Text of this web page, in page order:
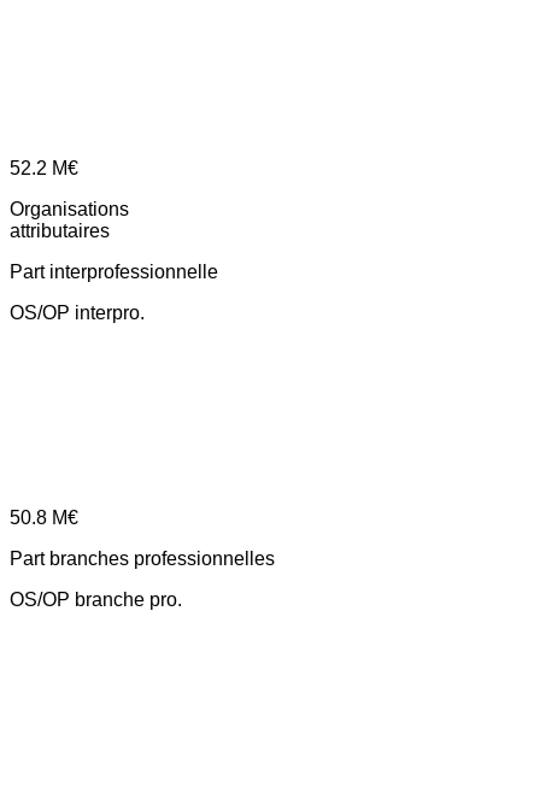
52.2 M€
Organisations
attributaires
Part interprofessionnelle
OS/OP interpro.
50.8 M€
Part branches professionnelles
OS/OP branche pro.